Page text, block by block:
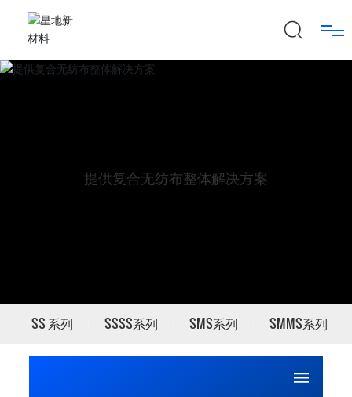
首页
联系我们
提供复合无纺布整体解决方案
SS 系列 SSSS系列 SMS系列 SMMS系列